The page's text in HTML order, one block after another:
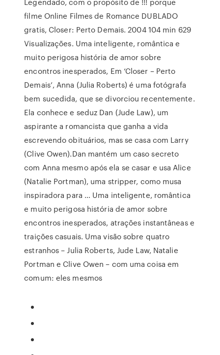
filme Online Filmes de Romance DUBLADO
gratis, Closer: Perto Demais. 2004 104 min 629
Visualizações. Uma inteligente, romântica e
muito perigosa história de amor sobre
encontros inesperados, Em ‘Closer – Perto
Demais’, Anna (Julia Roberts) é uma fotógrafa
bem sucedida, que se divorciou recentemente.
Ela conhece e seduz Dan (Jude Law), um
aspirante a romancista que ganha a vida
escrevendo obituários, mas se casa com Larry
(Clive Owen).Dan mantém um caso secreto
com Anna mesmo após ela se casar e usa Alice
(Natalie Portman), uma stripper, como musa
inspiradora para … Uma inteligente, romântica
e muito perigosa história de amor sobre
encontros inesperados, atrações instantâneas e
traições casuais. Uma visão sobre quatro
estranhos – Julia Roberts, Jude Law, Natalie
Portman e Clive Owen – com uma coisa em
comum: eles mesmos